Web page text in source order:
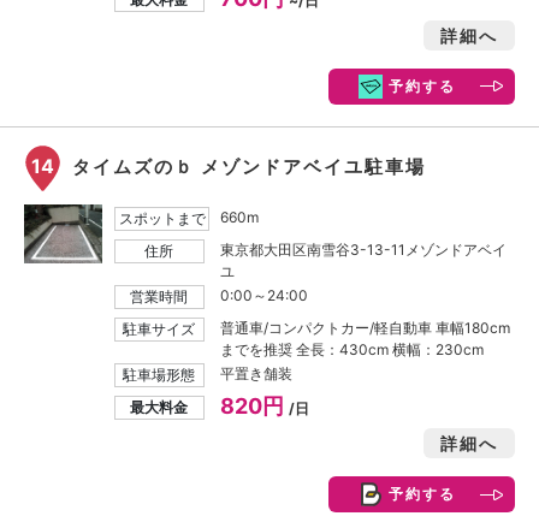
詳細へ
予約する
14 タイムズのｂ メゾンドアベイユ駐車場
スポットまで
660m
住所
東京都大田区南雪谷3-13-11メゾンドアベイ
ユ
営業時間
0:00～24:00
駐車サイズ
普通車/コンパクトカー/軽自動車 車幅180cm
までを推奨 全長：430cm 横幅：230cm
駐車場形態
平置き舗装
最大料金
820円/日
詳細へ
予約する